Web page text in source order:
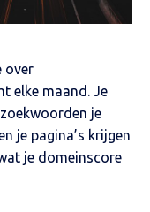
over
elke maand. Je
je
je pagina’s krijgen
je domeinscore